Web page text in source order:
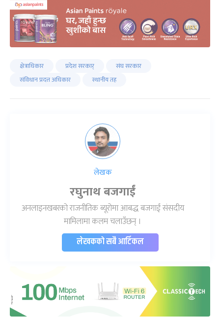
क्षेत्राधिकार प्रदेश सरकार्
संघ सरकार
संविधान प्रदत्त अधिकार
स्थानीय तह
लेखक
रघुनाथ बजगाईं
अनलाइनखबरको राजनीतिक ब्यूरोमा आबद्ध बजगाईं संसदीय
मामिलामा कलम चलाउँछन् ।
लेखकको सबै आर्टिकल